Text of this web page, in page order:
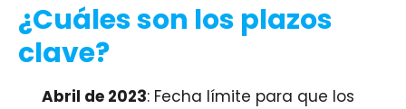
¿Cuáles son los plazos
clave?
Abril de 2023: Fecha límite para que los